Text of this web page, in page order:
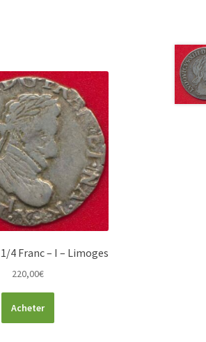
4 Franc – I – Limoges
220,00€
Acheter